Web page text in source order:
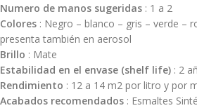
Numero de manos sugeridas : 1 a 2
Colores : Negro – blanco – gris – verde –
presenta también en aerosol
Brillo : Mate
Estabilidad en el envase (shelf life) : 2
Rendimiento : 12 a 14 m2 por litro y por
Acabados recomendados : Esmaltes